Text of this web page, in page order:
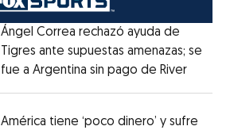
Ángel Correa rechazó ayuda de
Tigres ante supuestas amenazas; se
fue a Argentina sin pago de RiverOpens
América tiene ‘poco dinero’ y sufre